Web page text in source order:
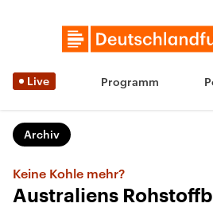
Live Programm
Archiv
Keine Kohle mehr?
Australiens